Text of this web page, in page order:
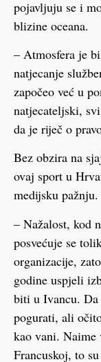
pojavljuju se i
blizine oceana.
– Atmosfera je
natjecanje
započeo već u
natjecateljski,
da je riječ o
Bez obzira na
ovaj sport u
medijsku pažnju.
– Nažalost, kod
posvećuje se
organizacije,
godine uspjeli
biti u Ivancu.
pogurati, ali
kao vani.
Francuskoj, to